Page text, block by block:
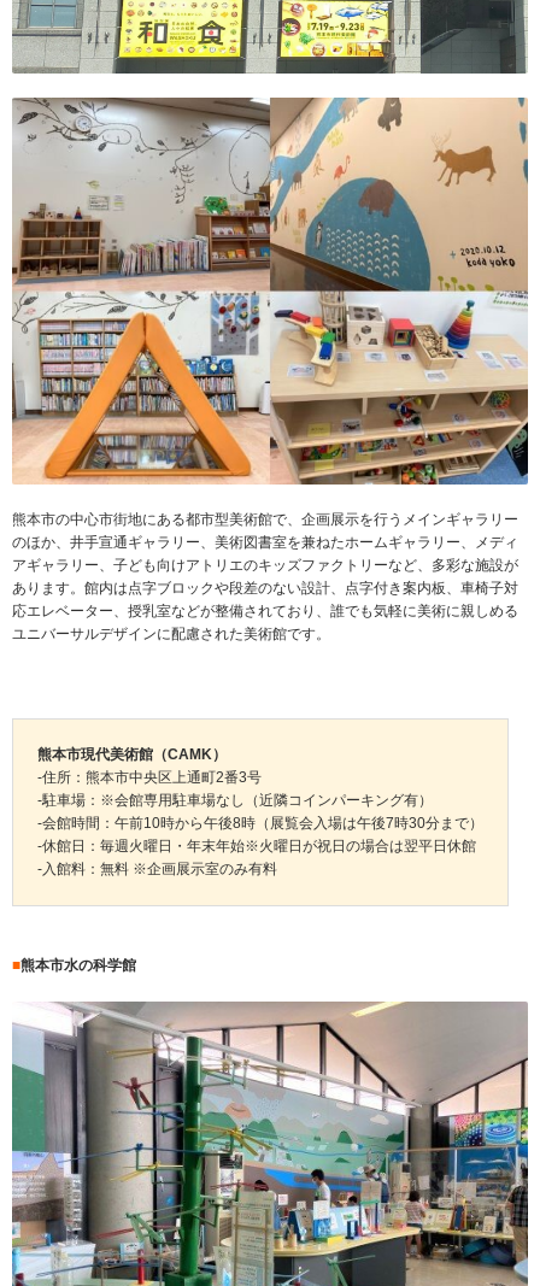
熊本市の中心市街地にある都市型美術館で、企画展示を行うメインギャラリー
のほか、井手宣通ギャラリー、美術図書室を兼ねたホームギャラリー、メディ
アギャラリー、子ども向けアトリエのキッズファクトリーなど、多彩な施設が
あります。館内は点字ブロックや段差のない設計、点字付き案内板、車椅子対
応エレベーター、授乳室などが整備されており、誰でも気軽に美術に親しめる
ユニバーサルデザインに配慮された美術館です。
熊本市現代美術館（CAMK）
-住所：熊本市中央区上通町2番3号
-駐車場：※会館専用駐車場なし（近隣コインパーキング有）
-会館時間：午前10時から午後8時（展覧会入場は午後7時30分まで）
-休館日：毎週火曜日・年末年始※火曜日が祝日の場合は翌平日休館
-入館料：無料 ※企画展示室のみ有料
■熊本市水の科学館